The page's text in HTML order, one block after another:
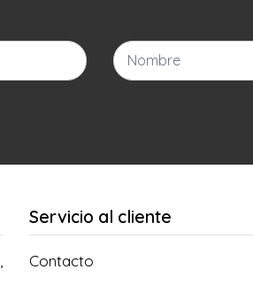
Servicio al cliente
Contacto